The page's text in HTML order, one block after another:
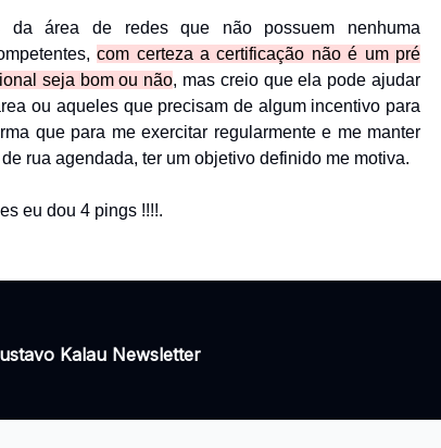
da área de redes que não possuem nenhuma
com certeza a certificação não é um pré
seja bom ou não, mas creio que ela pode ajudar
ou aqueles que precisam de algum incentivo para
que para me exercitar regularmente e me manter
rua agendada, ter um objetivo definido me motiva.
eu dou 4 pings !!!!.
Kalau Newsletter